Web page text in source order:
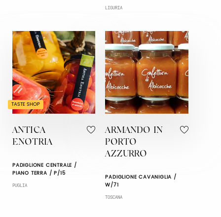
LIGURIA
TASTE SHOP
ANTICA
ENOTRIA
PADIGLIONE CENTRALE /
PIANO TERRA / P/15
PUGLIA
ARMANDO IN
PORTO
AZZURRO
PADIGLIONE CAVANIGLIA /
W/71
TOSCANA